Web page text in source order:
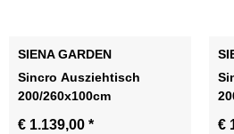
SIENA GARDEN
Sincro Ausziehtisch
200/260x100cm
€ 1.139,00 * €